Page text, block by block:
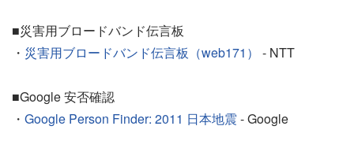
■災害用ブロードバンド伝言板
・ 災害用ブロードバンド伝言板（web171） - NTT
■Google 安否確認
・ Google Person Finder: 2011 日本地震 - Google